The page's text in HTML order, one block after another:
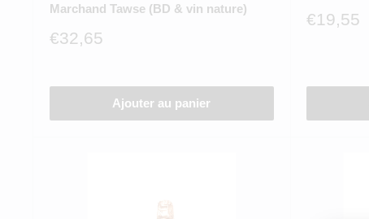
Marchand Tawse (BD & vin nature)
Prix
€32,65
Ajouter au panier
Prix
€19,55